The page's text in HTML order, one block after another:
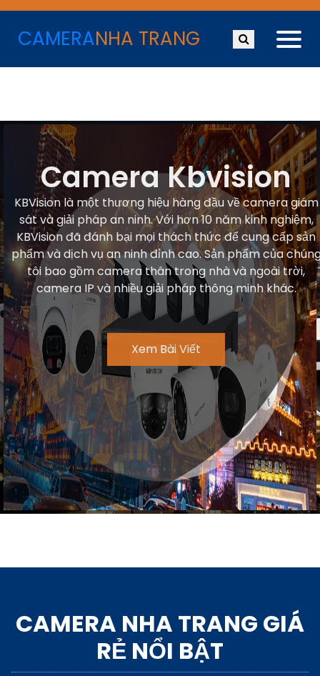
CAMERANHA TRANG
Camera Kbvision
KBVision là một thương hiệu hàng đầu về camera giám
sát và giải pháp an ninh. Với hơn 10 năm kinh nghiệm,
KBVision đã đánh bại mọi thách thức để cung cấp sản
phẩm và dịch vụ an ninh đỉnh cao. Sản phẩm của
tôi bao gồm camera thân trong nhà và ngoài trời,
camera IP và nhiều giải pháp thông minh khác.
Xem Bài Viết
CAMERA NHA TRANG GIÁ
RẺ NỔI BẬT